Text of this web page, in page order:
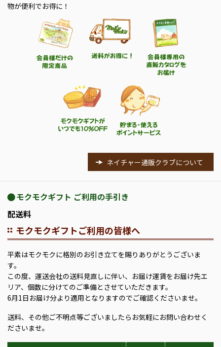
物が便利でお得に！
ネイチャー通販クラブについて
モクモクギフト ご利用の手引き
配送料
モクモクギフトご利用の皆様へ
平素はモクモクに格別のお引き立てを賜りありがとうございま
す。
この度、運送会社の送料見直しに伴い、お届け運賃をお届け先エ
リア、個数に分けてのご準備とさせていただきます。
6月1日お届け分より適用となりますのでご確認くださいませ。
送料、その他ご不明点等ございましたらお気軽にお問い合わせく
ださいませ。